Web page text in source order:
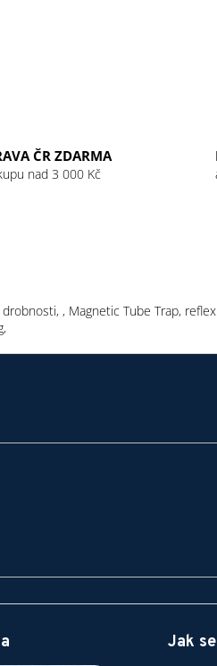
ČR ZDARMA
nad 3 000 Kč
, Magnetic Tube Trap,
Jak